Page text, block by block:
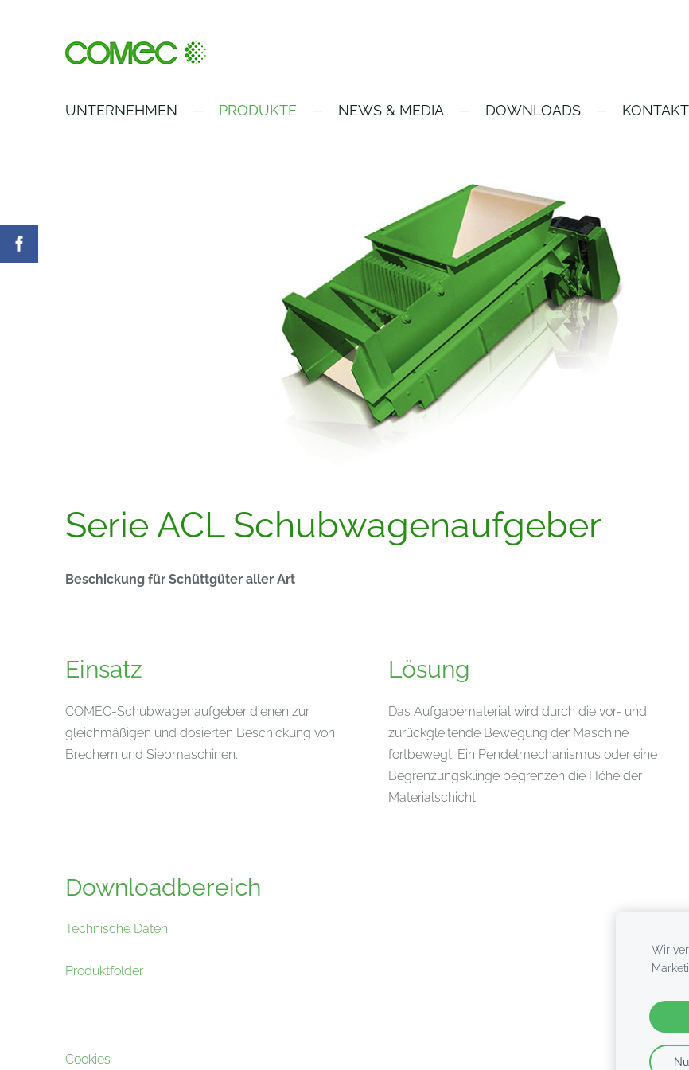
UNTERNEHMEN PRODUKTE NEWS & MEDIA DOWNLOADS KONTAKT
Serie ACL Schubwagenaufgeber
Beschickung für Schüttgüter aller Art
Einsatz
COMEC-Schubwagenaufgeber dienen zur
gleichmäßigen und dosierten Beschickung von
Brechern und Siebmaschinen.
Lösung
Das Aufgabematerial wird durch die vor- und
zurückgleitende Bewegung der Maschine
fortbewegt. Ein Pendelmechanismus oder eine
Begrenzungsklinge begrenzen die Höhe der
Materialschicht.
Downloadbereich
Technische Daten
Produktfolder
Cookies
Wir